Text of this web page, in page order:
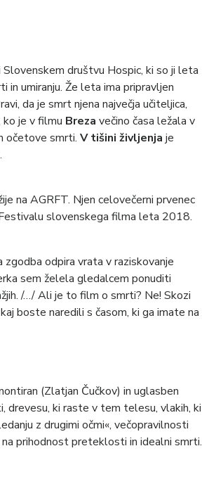
Slovenskem društvu Hospic, ki so ji leta
umiranju. Že leta ima pripravljen
da je smrt njena največja učiteljica,
je v filmu Breza večino časa ležala v
očetove smrti. V tišini življenja je
na AGRFT. Njen celovečerni prvenec
slovenskega filma leta 2018.
odpira vrata v raziskovanje
sem želela gledalcem ponuditi
/…/ Ali je to film o smrti? Ne! Skozi
boste naredili s časom, ki ga imate na
(Zlatjan Čučkov) in uglasben
drevesu, ki raste v tem telesu, vlakih, ki
z drugimi očmi«, večopravilnosti
na prihodnost preteklosti in idealni smrti.